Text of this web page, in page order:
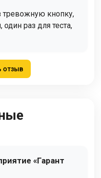
тревожную кнопку,
один раз для теста,
отзыв
«Гарант